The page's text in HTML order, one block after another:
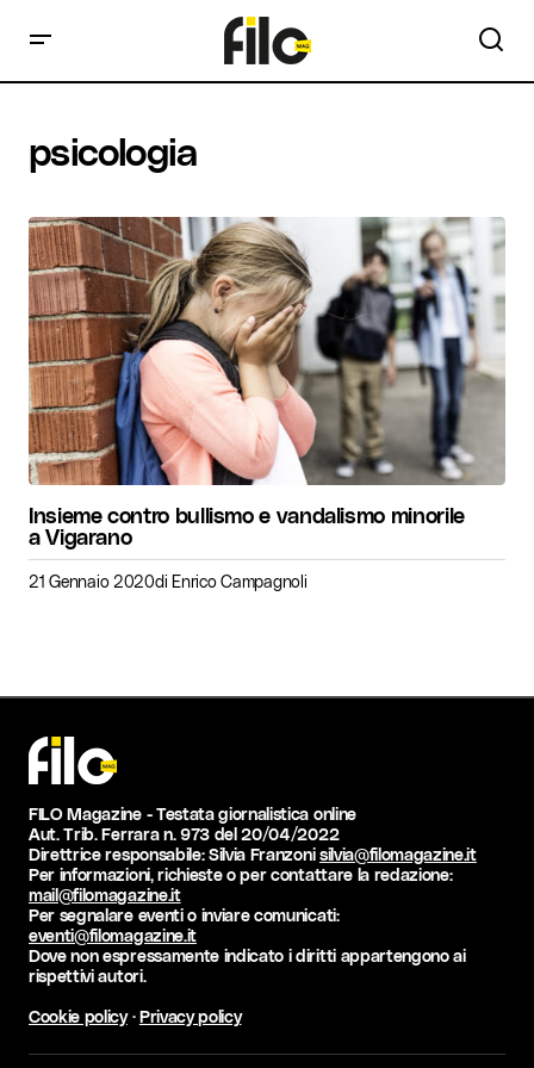
psicologia
Insieme contro bullismo e vandalismo minorile
a Vigarano
21 Gennaio 2020di Enrico Campagnoli
FILO Magazine - Testata giornalistica online
Aut. Trib. Ferrara n. 973 del 20/04/2022
Direttrice responsabile: Silvia Franzonisilvia@filomagazine.it
Per informazioni, richieste o per contattare la redazione:
mail@filomagazine.it
Per segnalare eventi o inviare comunicati:
eventi@filomagazine.it
Dove non espressamente indicato i diritti appartengono ai
rispettivi autori.
Cookie policy·Privacy policy